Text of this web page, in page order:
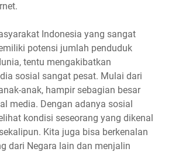
Indonesia yang sangat
potensi jumlah penduduk
tentu mengakibatkan
sosial sangat pesat. Mulai dari
anak, hampir sebagian besar
media. Dengan adanya sosial
kondisi seseorang yang dikenal
Kita juga bisa berkenalan
dari Negara lain dan menjalin